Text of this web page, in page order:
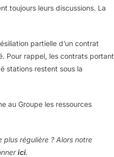
toujours leurs discussions. La
partielle d’un contrat
Pour rappel, les contrats portant
stations restent sous la
au Groupe les ressources
plus régulière ? Alors notre
ici.